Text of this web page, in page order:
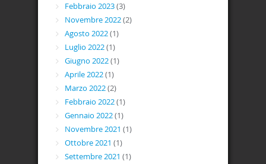
Febbraio 2023(3)
Novembre 2022(2)
Agosto 2022(1)
Luglio 2022(1)
Giugno 2022(1)
Aprile 2022(1)
Marzo 2022(2)
Febbraio 2022(1)
Gennaio 2022(1)
Novembre 2021 (1)
Ottobre 2021 (1)
Settembre 2021 (1)